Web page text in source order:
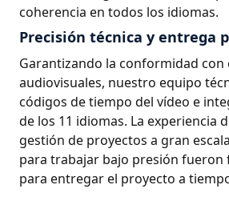
coherencia en todos los idiomas.
Precisión técnica y entrega
Garantizando la conformidad
audiovisuales, nuestro equipo
códigos de tiempo del vídeo e
de los 11 idiomas. La experiencia
gestión de proyectos a gran
para trabajar bajo presión fueron
para entregar el proyecto a